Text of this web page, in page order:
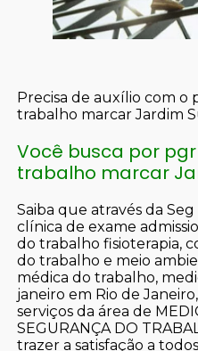
Precisa de auxílio com o
trabalho marcar Jardim
Você busca por
trabalho marcar
Saiba que através da
clínica de exame
do trabalho fisioterapia,
do trabalho e meio
médica do trabalho,
janeiro em Rio de
serviços da área de
SEGURANÇA DO
trazer a satisfação a